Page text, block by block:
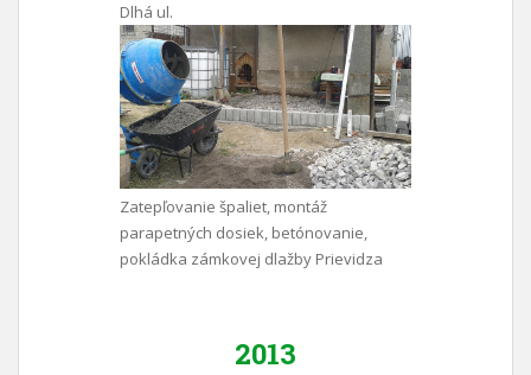
Dlhá ul.
Zatepľovanie špaliet, montáž
parapetných dosiek, betónovanie,
pokládka zámkovej dlažby Prievidza
2013